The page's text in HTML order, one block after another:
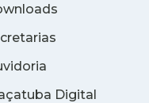
Digital